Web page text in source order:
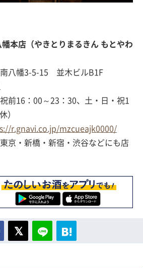
本店（やきとりまるきん もとやわ
八幡3-5-15 並木ビルB1F
前16：00～23：30、土・日・祝1
）
r.gnavi.co.jp/mzcueajk0000/
京・新橋・新宿・渋谷などにも店